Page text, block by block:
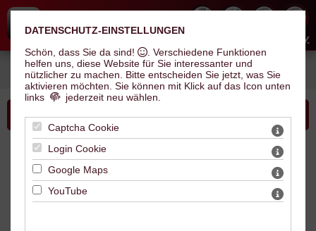
Hallescher Inline Skate Club e.V.
Sie sind hier:Verein>News> Jetzt anmelden! Trainer-Lizenzverlängerung Ende
Oktober 2025
Bitte wählen Sie...
News
Jetzt anmelden! Trainer-
DATENSCHUTZ-EINSTELLUNGEN
Schön, dass Sie da sind!
. Verschiedene Funktionen
helfen uns, diese Website für Sie interessanter und
nützlicher zu machen.
Bitte entscheiden Sie jetzt, was Sie
aktivieren möchten. Sie können mit Klick auf das Icon unten
links
jederzeit neu wählen.
Captcha Cookie
Login Cookie
Google Maps
YouTube